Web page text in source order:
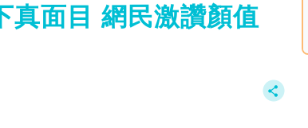
真面目 網民激讚顏值